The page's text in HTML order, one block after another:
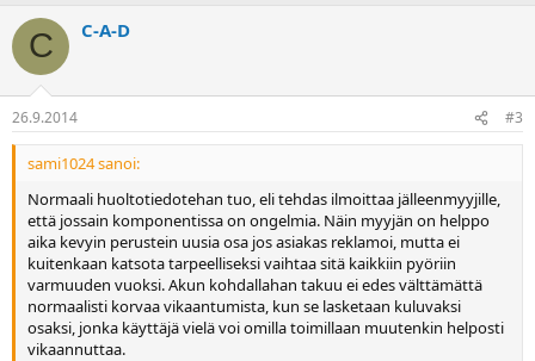
C C-A-D
26.9.2014 #3
sami1024 sanoi:
Normaali huoltotiedotehan tuo, eli tehdas ilmoittaa jälleenmyyjille,
että jossain komponentissa on ongelmia. Näin myyjän on helppo
aika kevyin perustein uusia osa jos asiakas reklamoi, mutta ei
kuitenkaan katsota tarpeelliseksi vaihtaa sitä kaikkiin pyöriin
varmuuden vuoksi. Akun kohdallahan takuu ei edes välttämättä
normaalisti korvaa vikaantumista, kun se lasketaan kuluvaksi
osaksi, jonka käyttäjä vielä voi omilla toimillaan muutenkin helposti
vikaannuttaa.